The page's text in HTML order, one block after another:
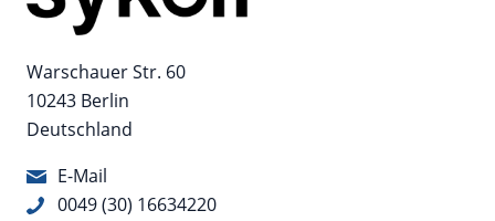
Warschauer Str. 60
10243 Berlin
Deutschland
E-Mail
0049 (30) 16634220